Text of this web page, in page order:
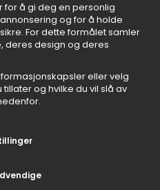
nyhetsbrevet
oppdateringer!
for å gi deg en personlig
og for å holde
For dette formålet samler
deres design og deres
eller velg
og hvilke du vil slå av